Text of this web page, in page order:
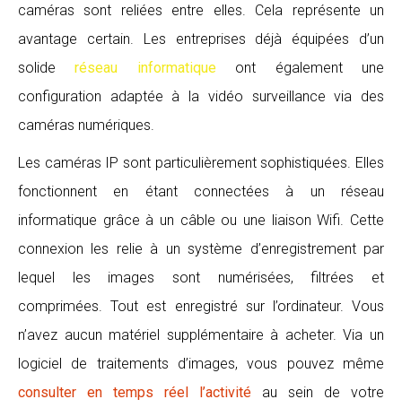
caméras sont reliées entre elles. Cela représente un
avantage certain. Les entreprises déjà équipées d’un
solideréseau informatique ont également une
configuration adaptée à la vidéo surveillance via des
caméras numériques.
Les caméras IP sont particulièrement sophistiquées. Elles
fonctionnent en étant connectées à un réseau
informatique grâce à un câble ou une liaison Wifi. Cette
connexion les relie à un système d’enregistrement par
lequel les images sont numérisées, filtrées et
comprimées. Tout est enregistré sur l’ordinateur. Vous
n’avez aucun matériel supplémentaire à acheter. Via un
logiciel de traitements d’images, vous pouvez même
consulter en temps réel l’activité au sein de votre